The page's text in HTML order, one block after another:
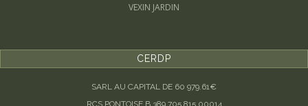
VEXIN JARDIN
CERDP
SARL AU CAPITAL DE 60 979.61€
RCS PONTOISE B 389 705 815 00014